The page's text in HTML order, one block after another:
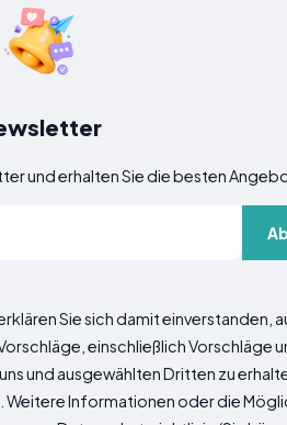
und erhalten Sie die besten
Sie sich damit einverstanden,
einschließlich Vorschläge
und ausgewählten Dritten zu
Informationen oder die